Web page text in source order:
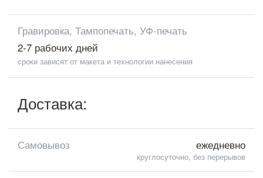
Гравировка, Тампопечать, УФ-печать
2-7 рабочих дней
сроки зависят от макета и технологии нанесения
Доставка:
Самовывоз ежедневно
круглосуточно, без перерывов